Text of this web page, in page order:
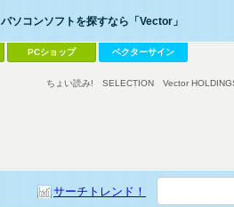
パソコンソフトを探すなら「Vector」
PCショップ ベクターサイン
サーチトレンド！
ちょい読み! SELECTION Vector